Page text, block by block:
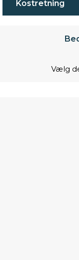
Kostretning
Vælg